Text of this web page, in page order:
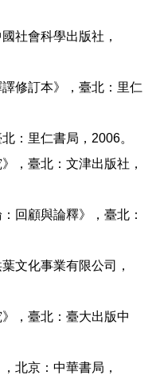
社會科學出版社，
修訂本》，臺北：里仁
：里仁書局，2006。
，臺北：文津出版社，
回顧與論釋》，臺北：
文化事業有限公司，
，臺北：臺大出版中
北京：中華書局，